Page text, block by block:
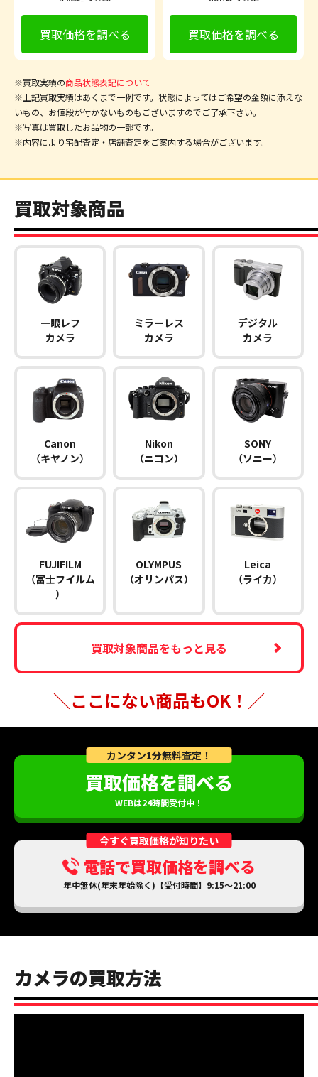
買取価格を調べる 買取価格を調べる
※買取実績の商品状態表記について
※上記買取実績はあくまで一例です。状態によってはご希望の金額に添えな
いもの、お値段が付かないものもございますのでご了承下さい。
※写真は買取したお品物の一部です。
※内容により宅配査定・店舗査定をご案内する場合がございます。
買取対象商品
一眼レフ
カメラ
ミラーレス
カメラ
デジタル
カメラ
Canon
（キヤノン）
Nikon
（ニコン）
SONY
（ソニー）
FUJIFILM
（富士フイルム
）
OLYMPUS
（オリンパス）
Leica
（ライカ）
買取対象商品をもっと見る
＼ここにない商品もOK！／
カンタン1分無料査定！
買取価格を調べる
WEBは24時間受付中！
今すぐ買取価格が知りたい
電話で買取価格を調べる
年中無休(年末年始除く)【受付時間】9:15～21:00
カメラの買取方法